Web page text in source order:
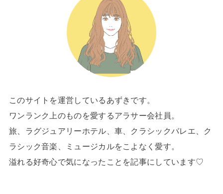
このサイトを運営しているあずきです。
ワンランク上のものを愛するアラサー会社員。
旅、ラグジュアリーホテル、車、クラシックバレエ、ク
ラシック音楽、ミュージカルをこよなく愛す。
溢れる好奇心で気になったことを記事にしています♡